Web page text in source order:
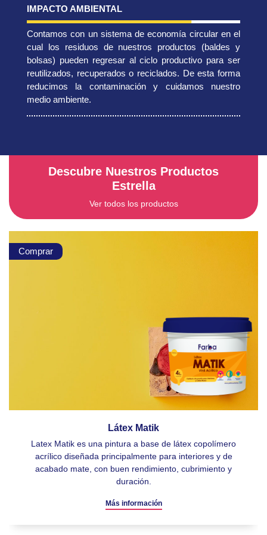
IMPACTO AMBIENTAL
Contamos con un sistema de economía circular en el
cual los residuos de nuestros productos (baldes y
bolsas) pueden regresar al ciclo productivo para ser
reutilizados, recuperados o reciclados. De esta forma
reducimos la contaminación y cuidamos nuestro
medio ambiente.
Descubre Nuestros Productos
Estrella
Ver todos los productos
Comprar
Látex Matik
Latex Matik es una pintura a base de látex copolímero
acrílico diseñada principalmente para interiores y de
acabado mate, con buen rendimiento, cubrimiento y
duración.
Más información